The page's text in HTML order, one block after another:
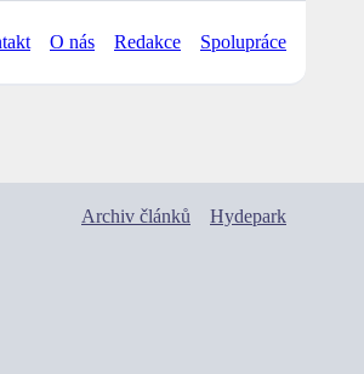
O nás Redakce Spolupráce
Archiv článků Hydepark